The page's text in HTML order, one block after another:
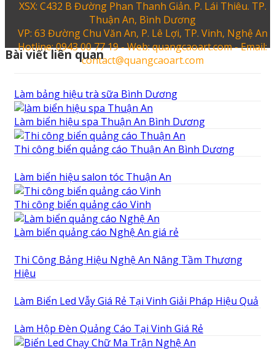
XSX: C432 B Đường Phan Thanh Giản. P. Lái Thiêu. TP.
Thuận An, Bình Dương
VP: 63 Đường Chu Văn An, P. Lê Lợi, TP. Vinh, Nghệ An
Hotline: 0943 00 77 19 - Web: quangcaoart.com - Email:
contact@quangcaoart.com
Bài viết liên quan
Làm bảng hiệu trà sữa Bình Dương
Làm biển hiệu spa Thuận An Bình Dương
Thi công biển quảng cáo Thuận An Bình Dương
Làm biển hiệu salon tóc Thuận An
Thi công biển quảng cáo Vinh
Làm biển quảng cáo Nghệ An giá rẻ
Thi Công Bảng Hiệu Nghệ An Nâng Tầm Thương
Hiệu
Làm Biển Led Vẫy Giá Rẻ Tại Vinh Giải Pháp Hiệu Quả
Làm Hộp Đèn Quảng Cáo Tại Vinh Giá Rẻ